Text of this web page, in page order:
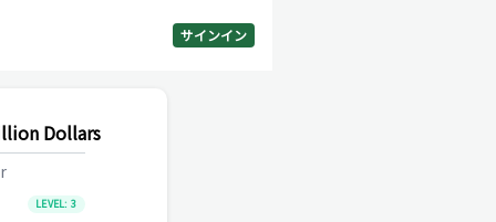
サインイン
Dollars
LEVEL: 3